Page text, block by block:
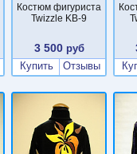
Костюм фигуриста
Twizzle KB-9
3 500руб
Купить
Отзывы